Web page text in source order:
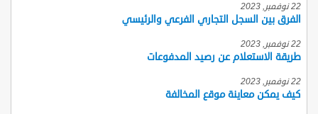
22 نوفمبر, 2023
الفرق بين السجل التجاري الفرعي والرئيسي
22 نوفمبر, 2023
طريقة الاستعلام عن رصيد المدفوعات
22 نوفمبر, 2023
كيف يمكن معاينة موقع المخالفة